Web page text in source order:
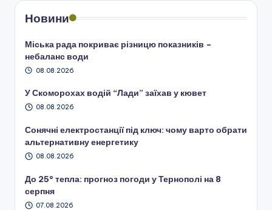
Новини
Міська рада покриває різницю показників –
небаланс води
08.08.2026
У Скоморохах водій “Лади” заїхав у кювет
08.08.2026
Сонячні електростанції під ключ: чому варто обрати
альтернативну енергетику
08.08.2026
До 25° тепла: прогноз погоди у Тернополі на 8
серпня
07.08.2026